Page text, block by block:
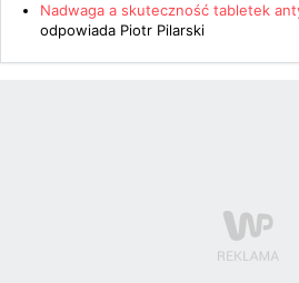
Nadwaga a skuteczność tabletek
odpowiada Piotr Pilarski